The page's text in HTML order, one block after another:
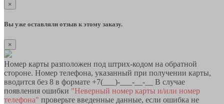
×
Вы уже оставляли отзыв к этому заказу.
×
Номер карты разположен под штрих-кодом на обратной
стороне. Номер телефона, указанный при получении карты,
вводится без 8 в формате +7(___)-___-__-__ В случае
появления ошибки "Неверный номер карты и/или номер
телефона" проверьте введенные данные, если ошибка не